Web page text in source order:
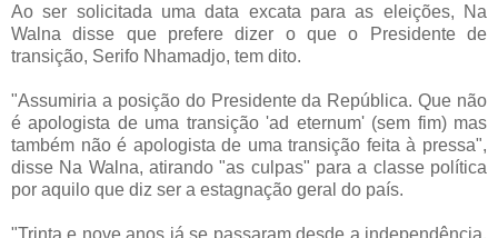
Ao ser solicitada uma data excata para as eleições, Na
Walna disse que prefere dizer o que o Presidente de
transição, Serifo Nhamadjo, tem dito.
"Assumiria a posição do Presidente da República. Que não
é apologista de uma transição 'ad eternum' (sem fim) mas
também não é apologista de uma transição feita à pressa",
disse Na Walna, atirando "as culpas" para a classe política
por aquilo que diz ser a estagnação geral do país.
"Trinta e nove anos já se passaram desde a independência,